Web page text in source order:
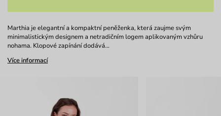
Marthia je elegantní a kompaktní peněženka, která zaujme svým
minimalistickým designem a netradičním logem aplikovaným vzhůru
nohama. Klopové zapínání dodává…
Více informací